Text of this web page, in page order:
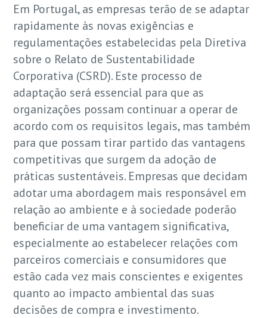
Em Portugal, as empresas terão de se adaptar
rapidamente às novas exigências e
regulamentações estabelecidas pela Diretiva
sobre o Relato de Sustentabilidade
Corporativa (CSRD). Este processo de
adaptação será essencial para que as
organizações possam continuar a operar de
acordo com os requisitos legais, mas também
para que possam tirar partido das vantagens
competitivas que surgem da adoção de
práticas sustentáveis. Empresas que decidam
adotar uma abordagem mais responsável em
relação ao ambiente e à sociedade poderão
beneficiar de uma vantagem significativa,
especialmente ao estabelecer relações com
parceiros comerciais e consumidores que
estão cada vez mais conscientes e exigentes
quanto ao impacto ambiental das suas
decisões de compra e investimento.